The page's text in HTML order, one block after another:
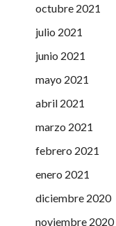
octubre 2021
julio 2021
junio 2021
mayo 2021
abril 2021
marzo 2021
febrero 2021
enero 2021
diciembre 2020
noviembre 2020